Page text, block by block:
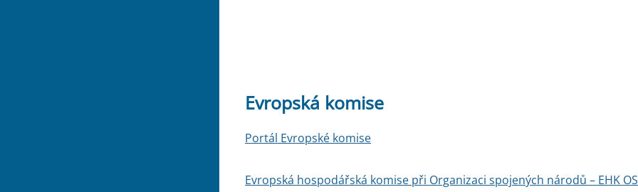
Evropská komise
Portál Evropské komise
Evropská hospodářská komise při Organizaci spojených národů – EHK